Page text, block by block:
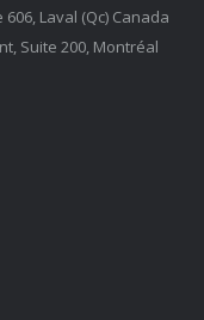
Laval (Qc) Canada
Suite 200, Montréal